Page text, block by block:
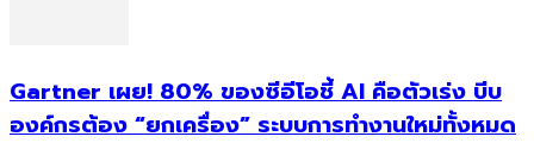
Gartner เผย! 80% ของซีอีโอชี้ AI คือตัวเร่ง บีบ
องค์กรต้อง “ยกเครื่อง” ระบบการทำงานใหม่ทั้งหมด